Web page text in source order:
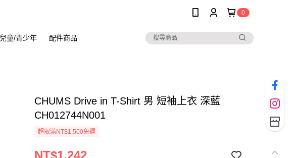
0
兒童/青少年 配件商品
CHUMS Drive in T-Shirt 男 短袖上衣 深藍
CH012744N001
超取滿NT$1,500免運
NT$1,242